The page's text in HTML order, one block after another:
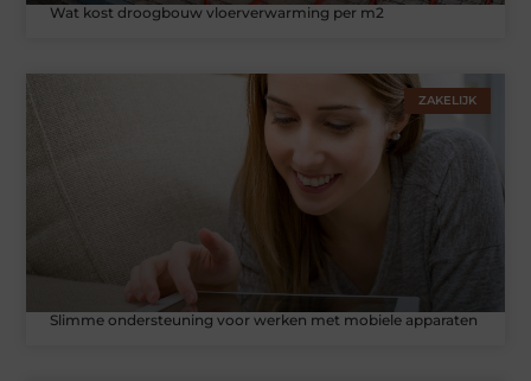
Wat kost droogbouw vloerverwarming per m2
ZAKELIJK
Slimme ondersteuning voor werken met mobiele apparaten